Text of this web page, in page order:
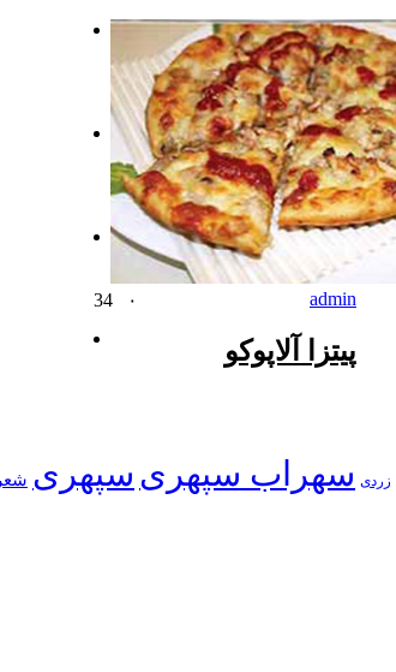
admin ۰
پیتزا آلاپوکو
زردی سهراب سپهری سپهری